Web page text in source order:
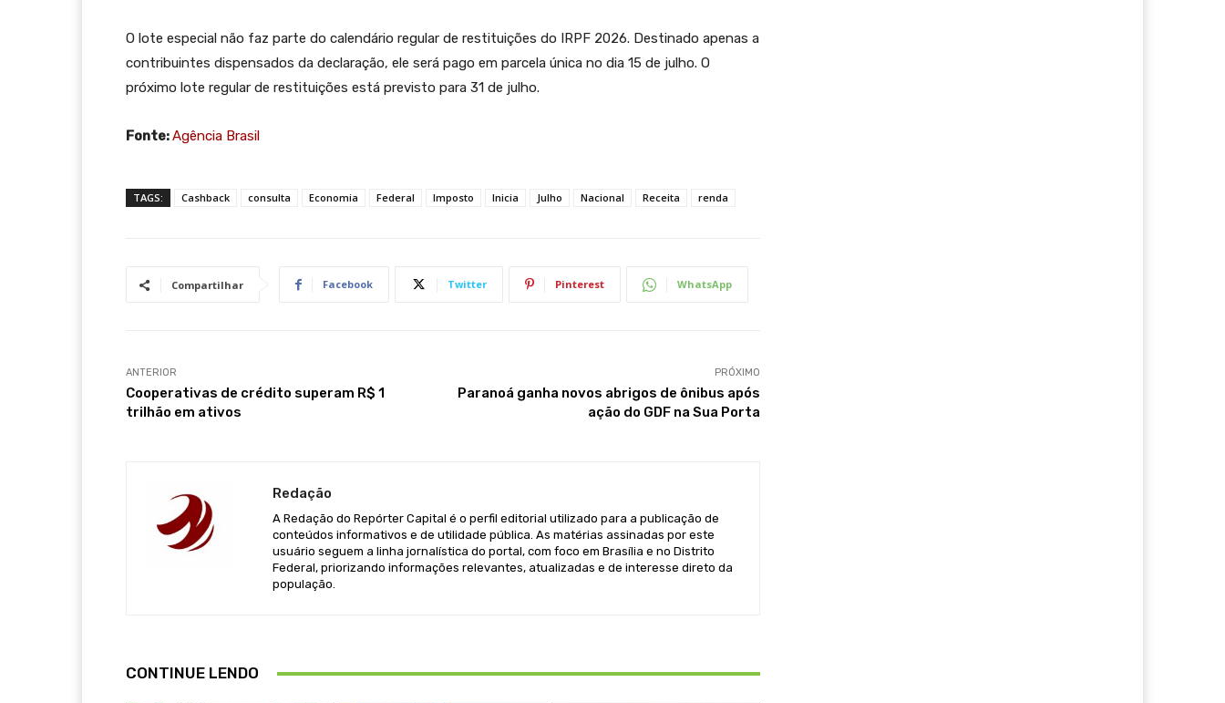
O lote especial não faz parte do calendário regular de restituições do IRPF 2026. Destinado apenas a
contribuintes dispensados da declaração, ele será pago em parcela única no dia 15 de julho. O
próximo lote regular de restituições está previsto para 31 de julho.
Fonte:Agência Brasil
TAGS: Cashback consulta Economia Federal Imposto Inicia Julho Nacional Receita renda
Compartilhar Facebook Twitter Pinterest WhatsApp
ANTERIOR
Cooperativas de crédito superam R$ 1
trilhão em ativos
PRÓXIMO
Paranoá ganha novos abrigos de ônibus após
ação do GDF na Sua Porta
Redação
A Redação do Repórter Capital é o perfil editorial utilizado para a publicação de
conteúdos informativos e de utilidade pública. As matérias assinadas por este
usuário seguem a linha jornalística do portal, com foco em Brasília e no Distrito
Federal, priorizando informações relevantes, atualizadas e de interesse direto da
população.
CONTINUE LENDO